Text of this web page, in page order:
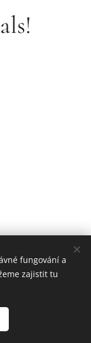
fungování a
zajistit tu